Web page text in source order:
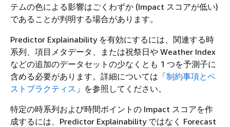
テムの色による影響はごくわずか (Impact スコアが低い)
であることが判明する場合があります。
Predictor Explainability を有効にするには、関連する時
系列、項目メタデータ、または祝祭日や Weather Index
などの追加のデータセットの少なくとも 1 つを予測子に
含める必要があります。詳細については「制約事項とベ
ストプラクティス 」を参照してください。
特定の時系列および時間ポイントの Impact スコアを作
成するには、Predictor Explainability ではなく Forecast